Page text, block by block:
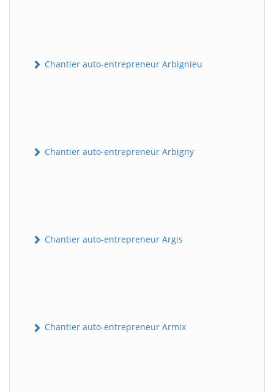
Chantier auto-entrepreneur Arbignieu
Chantier auto-entrepreneur Arbigny
Chantier auto-entrepreneur Argis
Chantier auto-entrepreneur Armix